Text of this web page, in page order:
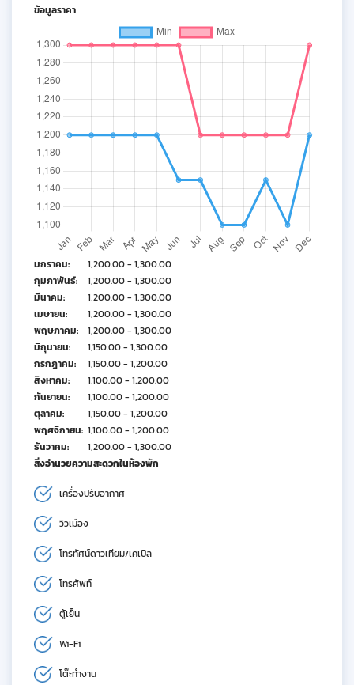
ข้อมูลราคา
มกราคม:
1,200.00 - 1,300.00
กุมภาพันธ์:
1,200.00 - 1,300.00
มีนาคม:
1,200.00 - 1,300.00
เมษายน:
1,200.00 - 1,300.00
พฤษภาคม:
1,200.00 - 1,300.00
มิถุนายน:
1,150.00 - 1,300.00
กรกฎาคม:
1,150.00 - 1,200.00
สิงหาคม:
1,100.00 - 1,200.00
กันยายน:
1,100.00 - 1,200.00
ตุลาคม:
1,150.00 - 1,200.00
พฤศจิกายน: 1,100.00 - 1,200.00
ธันวาคม:
1,200.00 - 1,300.00
สิ่งอำนวยความสะดวกในห้องพัก
เครื่องปรับอากาศ
วิวเมือง
โทรทัศน์ดาวเทียม/เคเบิล
โทรศัพท์
ตู้เย็น
Wi-Fi
โต๊ะทำงาน